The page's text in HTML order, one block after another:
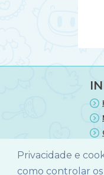
Privacidade e
como controlar